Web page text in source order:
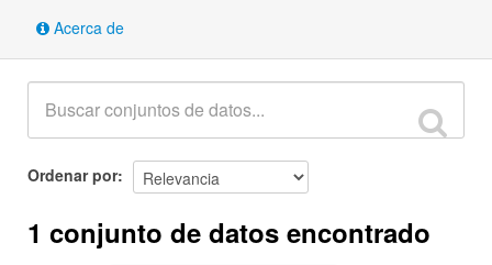
Acerca de
Ordenar por
1 conjunto de datos encontrado